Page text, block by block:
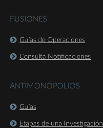
FUSIONES
Guías de Operaciones
Consulta Notificaciones
ANTIMONOPOLIOS
Guías
Etapas de una Investigación